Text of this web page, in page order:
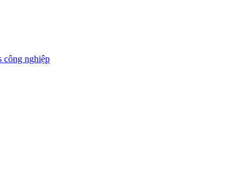
công nghiệp